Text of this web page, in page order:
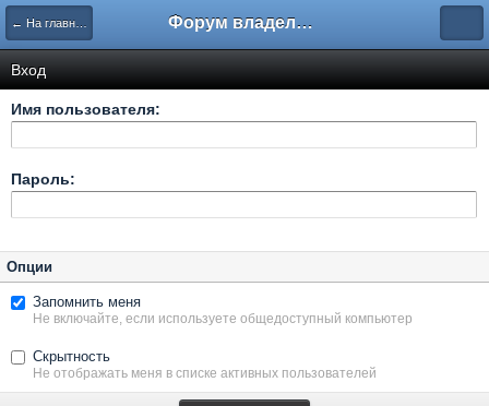
← На главную Форум владельцев интернет-магазинов
Вход
Имя пользователя:
Пароль:
Опции
Запомнить меня
Не включайте, если используете общедоступный компьютер
Скрытность
Не отображать меня в списке активных пользователей